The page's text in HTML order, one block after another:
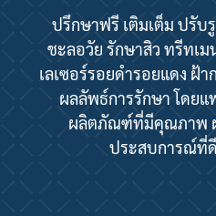
ปรึกษาฟรี เติมเต็ม ปรับ
ชะลอวัย รักษาสิว ทรีทเม
เลเซอร์รอยดำรอยแดง ฝ้
ผลลัพธ์การรักษา โดย
ผลิตภัณฑ์ที่มีคุณภาพ ผ่
ประสบการณ์ที่